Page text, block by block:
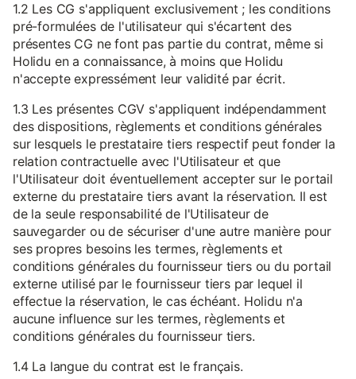
1.2 Les CG s'appliquent exclusivement ; les conditions
pré-formulées de l'utilisateur qui s'écartent des
présentes CG ne font pas partie du contrat, même si
Holidu en a connaissance, à moins que Holidu
n'accepte expressément leur validité par écrit.
1.3 Les présentes CGV s'appliquent indépendamment
des dispositions, règlements et conditions générales
sur lesquels le prestataire tiers respectif peut fonder la
relation contractuelle avec l'Utilisateur et que
l'Utilisateur doit éventuellement accepter sur le portail
externe du prestataire tiers avant la réservation. Il est
de la seule responsabilité de l'Utilisateur de
sauvegarder ou de sécuriser d'une autre manière pour
ses propres besoins les termes, règlements et
conditions générales du fournisseur tiers ou du portail
externe utilisé par le fournisseur tiers par lequel il
effectue la réservation, le cas échéant. Holidu n'a
aucune influence sur les termes, règlements et
conditions générales du fournisseur tiers.
1.4 La langue du contrat est le français.